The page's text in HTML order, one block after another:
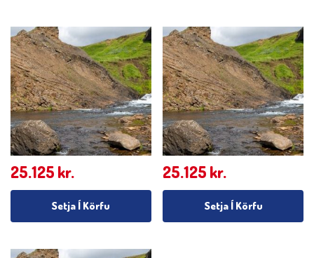
25.125 kr.
Setja Í Körfu
25.125 kr.
Setja Í Körfu